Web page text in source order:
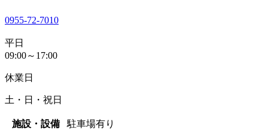
0955-72-7010
平日
09:00～17:00
休業日
土・日・祝日
施設・設備 駐車場有り